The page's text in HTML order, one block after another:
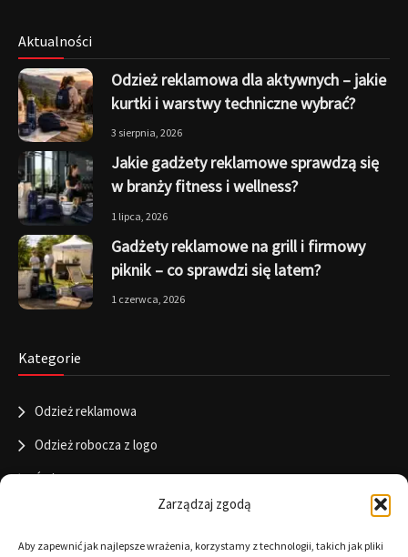
Zarządzaj zgodą
Aby zapewnić jak najlepsze wrażenia, korzystamy z technologii, takich jak pliki
Aktualności
Odzież reklamowa dla aktywnych – jakie
kurtki i warstwy techniczne wybrać?
3 sierpnia, 2026
Jakie gadżety reklamowe sprawdzą się
w branży fitness i wellness?
1 lipca, 2026
Gadżety reklamowe na grill i firmowy
piknik – co sprawdzi się latem?
1 czerwca, 2026
Kategorie
Odzież reklamowa
Odzież robocza z logo
Święta
Informacje